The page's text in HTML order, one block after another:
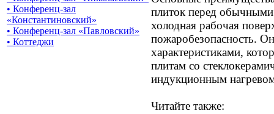
• Конференц-зал
«Константиновский»
• Конференц-зал «Павловский»
• Коттеджи
плиток перед
холодная рабочая
пожаробезопасность.
характеристиками,
плитам со
индукционным
Читайте также: